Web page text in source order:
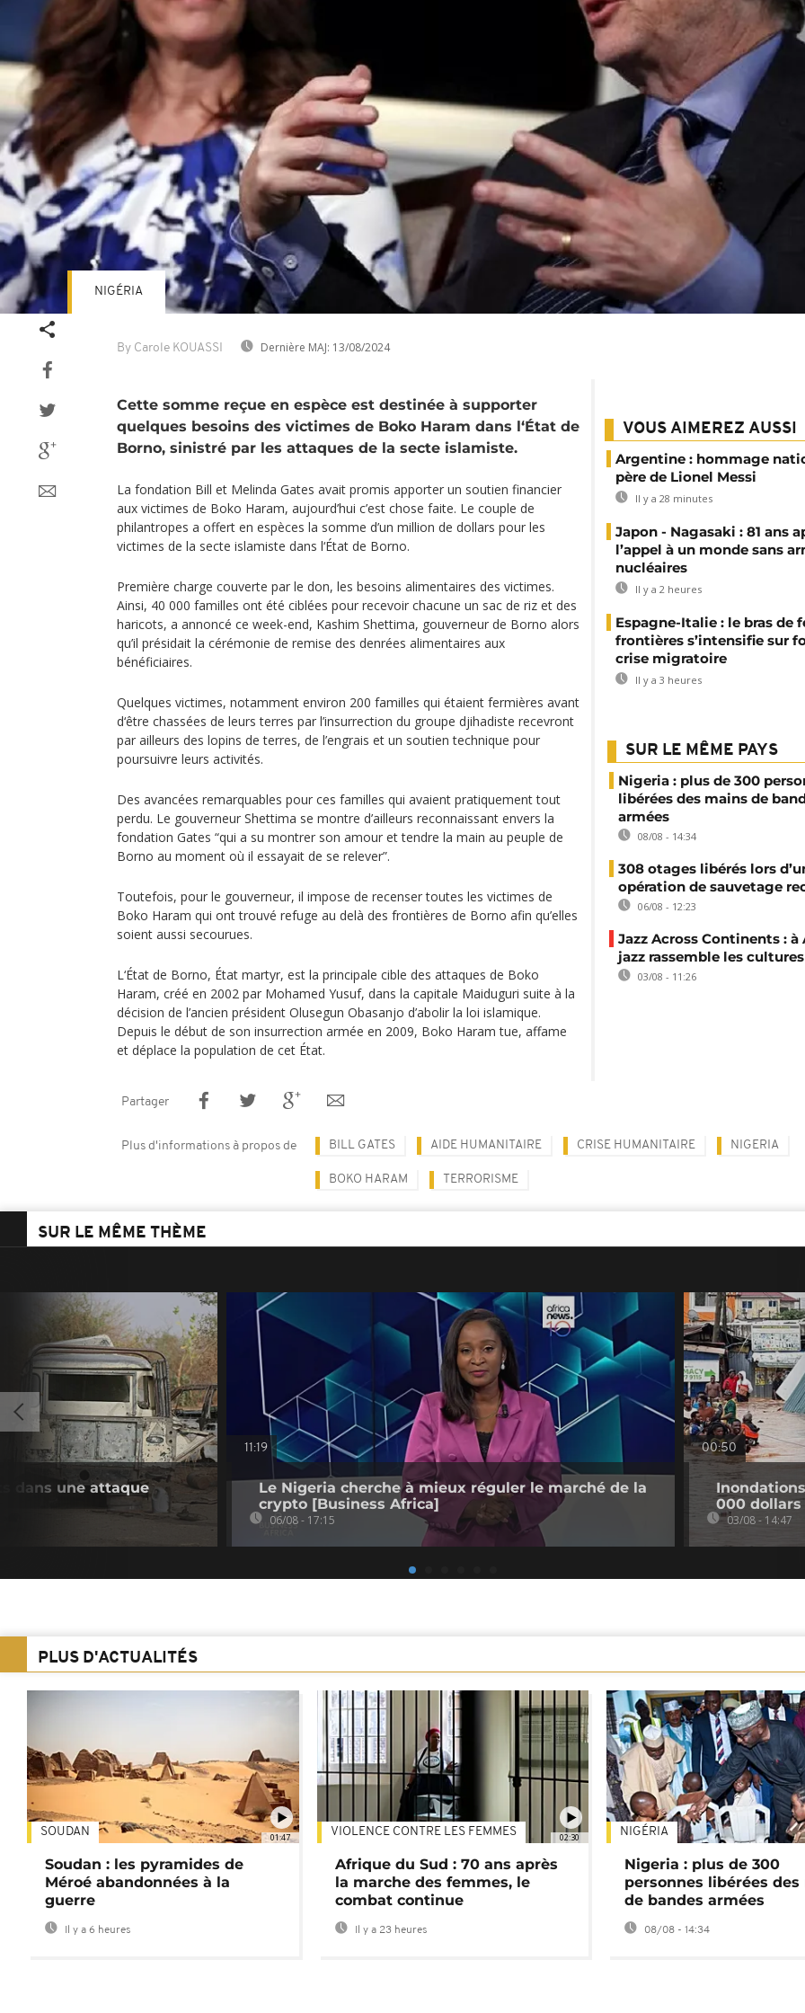
By Carole KOUASSI Dernière MAJ: 13/08/2024
NIGÉRIA
Cette somme reçue en espèce est destinée à supporter
quelques besoins des victimes de Boko Haram dans l‘État de
Borno, sinistré par les attaques de la secte islamiste.
La fondation Bill et Melinda Gates avait promis apporter un soutien financier
aux victimes de Boko Haram, aujourd’hui c’est chose faite. Le couple de
philantropes a offert en espèces la somme d’un million de dollars pour les
victimes de la secte islamiste dans l‘État de Borno.
Première charge couverte par le don, les besoins alimentaires des victimes.
Ainsi, 40 000 familles ont été ciblées pour recevoir chacune un sac de riz et des
haricots, a annoncé ce week-end, Kashim Shettima, gouverneur de Borno alors
qu’il présidait la cérémonie de remise des denrées alimentaires aux
bénéficiaires.
Quelques victimes, notamment environ 200 familles qui étaient fermières avant
d‘être chassées de leurs terres par l’insurrection du groupe djihadiste recevront
par ailleurs des lopins de terres, de l’engrais et un soutien technique pour
poursuivre leurs activités.
Des avancées remarquables pour ces familles qui avaient pratiquement tout
perdu. Le gouverneur Shettima se montre d’ailleurs reconnaissant envers la
fondation Gates “qui a su montrer son amour et tendre la main au peuple de
Borno au moment où il essayait de se relever”.
Toutefois, pour le gouverneur, il impose de recenser toutes les victimes de
Boko Haram qui ont trouvé refuge au delà des frontières de Borno afin qu’elles
soient aussi secourues.
L‘État de Borno, État martyr, est la principale cible des attaques de Boko
Haram, créé en 2002 par Mohamed Yusuf, dans la capitale Maiduguri suite à la
décision de l’ancien président Olusegun Obasanjo d’abolir la loi islamique.
Depuis le début de son insurrection armée en 2009, Boko Haram tue, affame
et déplace la population de cet État.
VOUS AIMEREZ AUSSI
Argentine : hommage
père de Lionel Messi
Il y a 28 minutes
Japon - Nagasaki : 81 ans
l’appel à un monde sans
nucléaires
Il y a 2 heures
Espagne-Italie : le bras de
frontières s’intensifie sur
crise migratoire
Il y a 3 heures
SUR LE MÊME PAYS
Nigeria : plus de 300
libérées des mains de
armées
08/08 - 14:34
308 otages libérés lors
opération de sauvetage
06/08 - 12:23
Jazz Across Continents : à
jazz rassemble les cultures
03/08 - 11:26
Partager
Plus d'informations à propos de BILL GATES AIDE HUMANITAIRE CRISE HUMANITAIRE NIGERIA
BOKO HARAM TERRORISME
SUR LE MÊME THÈME
dans une attaque
11:19
Le Nigeria cherche à mieux réguler le marché de la
crypto [Business Africa]
06/08 - 17:15
00:50
000 dollars
03/08 - 14:47
PLUS D'ACTUALITÉS
01:47
SOUDAN
Soudan : les pyramides de
Méroé abandonnées à la
guerre
Il y a 6 heures
02:30
VIOLENCE CONTRE LES FEMMES
Afrique du Sud : 70 ans après
la marche des femmes, le
combat continue
Il y a 23 heures
NIGÉRIA
Nigeria : plus de 300
personnes libérées des
de bandes armées
08/08 - 14:34